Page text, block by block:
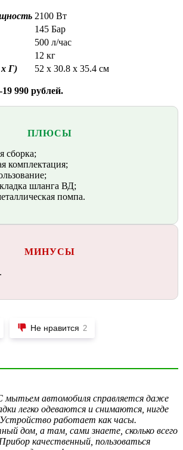
2100 Вт
145 Бар
500 л/час
12 кг
Г)
52 x 30.8 x 35.4 см
990 рублей.
ПЛЮСЫ
сборка;
комплектация;
шланга ВД;
помпа.
МИНУСЫ
Не нравится 2
мытьем автомобиля справляется даже
легко одеваются и снимаются, нигде
Устройство работает как часы.
дом, а там, сами знаете, сколько всего
качественный, пользоваться